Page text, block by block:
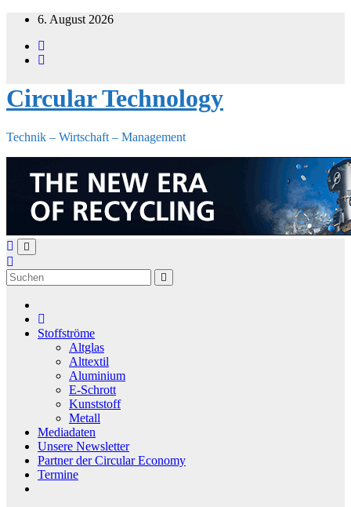
Zum
springen
6. August 2026
Circular Technology
Technik – Wirtschaft – Management
Stoffströme
Altglas
Alttextil
Aluminium
E-Schrott
Kunststoff
Metall
Mediadaten
Unsere Newsletter
Partner der Circular Economy
Termine